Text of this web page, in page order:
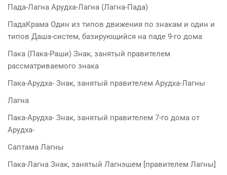
Пада-Лагна Арудха-Лагна (Лагна-Пада)
ПадаКрама Один из типов движения по знакам и один и
типов Даша-систем, базирующийся на паде 9-го дома
Пака (Пака-Раши) Знак, занятый правителем
рассматриваемого знака
Пака-Арудха- Знак, занятый правителем Арудха-Лагны
Лагна
Пака-Арудха- Знак, занятый правителем 7-го дома от
Арудха-
Саптама Лагны
Пака-Лагна Знак, занятый Лагнэшем [правителем Лагны]